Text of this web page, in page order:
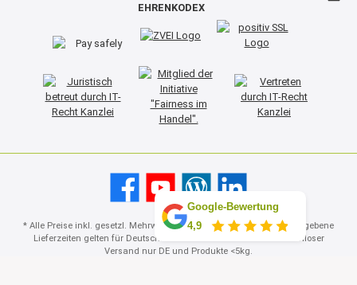
EHRENKODEX
* Alle Preise inkl. gesetzl. Mehrwertsteuer zzgl.VersandkostenAngegebene
Lieferzeiten gelten für Deutschland. Ausland abweichend. Kostenloser
Versand nur DE und Produkte <5kg.
Google-Bewertung
4,9